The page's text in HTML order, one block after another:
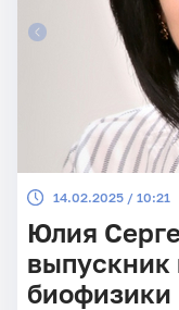
14.02.2025 / 10:21
Юлия
биофизики